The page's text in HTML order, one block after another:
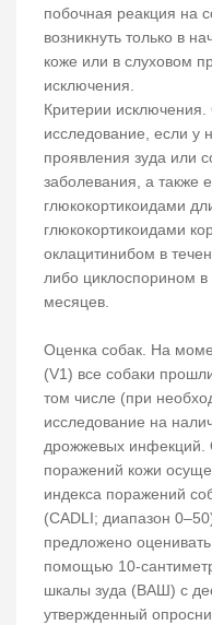
побочная реакция на
возникнуть только в
коже или в слуховом
исключения.
Критерии
исследование, если у
проявления зуда или
заболевания, а также
глюкокортикоидами
глюкокортикоидами
оклацитинибом в
либо циклоспорином
месяцев.
Оценка собак. На
(V1) все собаки
том числе (при
исследование на
дрожжевых инфекций.
поражений кожи
индекса поражений
(CADLI; диапазон
предложено
помощью 10-
шкалы зуда (ВАШ) с
утвержденный